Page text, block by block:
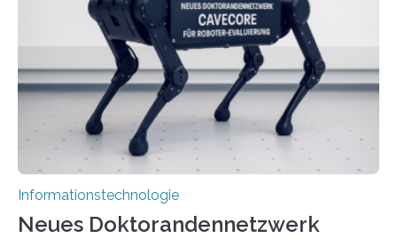
viel Energie, die Speicher- und Verarbeitungseinheiten
sind voneinander getrennt und die Datenübertragung
bremst komplexe Anwendungen aus. Da KI-Modelle
immer größer werden und riesige Datenmengen
verarbeiten müssen, steigt der Bedarf an neuen
Rechenarchitekturen. Neben Quantencomputern
rücken dabei insbesondere…
Informationstechnologie
Neues Doktorandennetzwerk